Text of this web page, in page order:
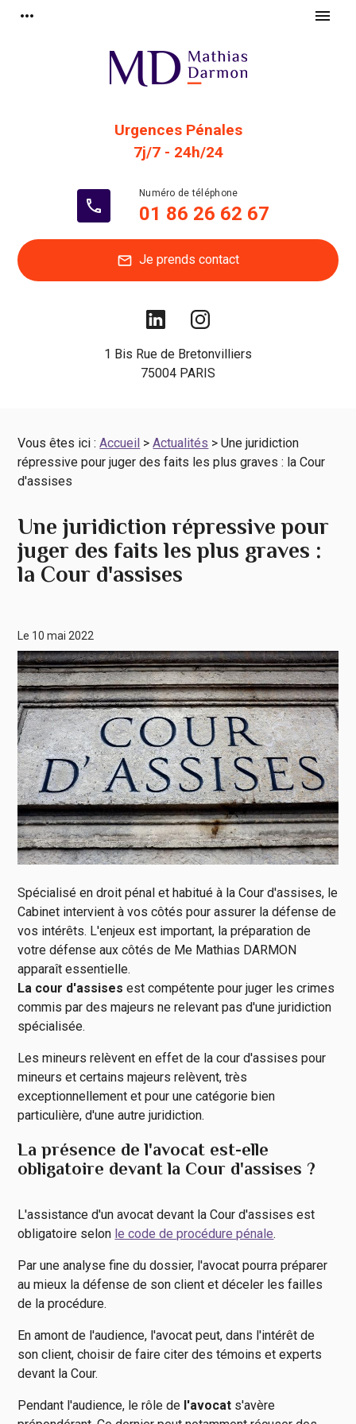
more_horiz menu
1 Bis Rue de Bretonvilliers
75004 PARIS
Urgences Pénales
7j/7 - 24h/24
phone 01 86 26 62 67
mail Je prends contact
Vous êtes ici : Accueil >Actualités > Une juridiction
répressive pour juger des faits les plus graves : la Cour
d'assises
Une juridiction répressive pour
juger des faits les plus graves :
la Cour d'assises
Le 10 mai 2022
Spécialisé en droit pénal et habitué à la Cour d'assises, le
Cabinet intervient à vos côtés pour assurer la défense de
vos intérêts. L'enjeux est important, la préparation de
votre défense aux côtés de Me Mathias DARMON
apparaît essentielle.
La cour d'assises est compétente pour juger les crimes
commis par des majeurs ne relevant pas d'une juridiction
spécialisée.
Les mineurs relèvent en effet de la cour d'assises pour
mineurs et certains majeurs relèvent, très
exceptionnellement et pour une catégorie bien
particulière, d'une autre juridiction.
La présence de l'avocat est-elle
obligatoire devant la Cour d'assises ?
L'assistance d'un avocat devant la Cour d'assises est
obligatoire selon le code de procédure pénale.
Par une analyse fine du dossier, l'avocat pourra préparer
au mieux la défense de son client et déceler les failles
de la procédure.
En amont de l'audience, l'avocat peut, dans l'intérêt de
son client, choisir de faire citer des témoins et experts
devant la Cour.
Pendant l'audience, le rôle de l'avocat s'avère